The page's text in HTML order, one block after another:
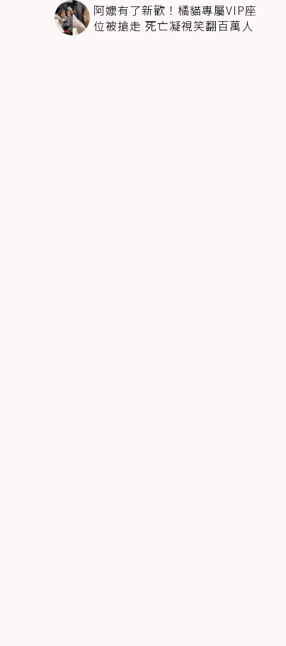
阿嬤有了新歡！橘貓專屬VIP座
位被搶走 死亡凝視笑翻百萬人